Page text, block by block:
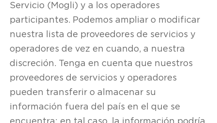
Servicio (Mogli) y a los operadores
participantes. Podemos ampliar o modificar
nuestra lista de proveedores de servicios y
operadores de vez en cuando, a nuestra
discreción. Tenga en cuenta que nuestros
proveedores de servicios y operadores
pueden transferir o almacenar su
información fuera del país en el que se
encuentra; en tal caso, la información podría